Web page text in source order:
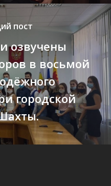
пост
озвучены
в восьмой
городской